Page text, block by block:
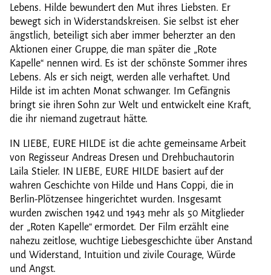
Lebens. Hilde bewundert den Mut ihres Liebsten. Er
bewegt sich in Widerstandskreisen. Sie selbst ist eher
ängstlich, beteiligt sich aber immer beherzter an den
Aktionen einer Gruppe, die man später die „Rote
Kapelle“ nennen wird. Es ist der schönste Sommer ihres
Lebens. Als er sich neigt, werden alle verhaftet. Und
Hilde ist im achten Monat schwanger. Im Gefängnis
bringt sie ihren Sohn zur Welt und entwickelt eine Kraft,
die ihr niemand zugetraut hätte.
IN LIEBE, EURE HILDE ist die achte gemeinsame Arbeit
von Regisseur Andreas Dresen und Drehbuchautorin
Laila Stieler. IN LIEBE, EURE HILDE basiert auf der
wahren Geschichte von Hilde und Hans Coppi, die in
Berlin-Plötzensee hingerichtet wurden. Insgesamt
wurden zwischen 1942 und 1943 mehr als 50 Mitglieder
der „Roten Kapelle“ ermordet. Der Film erzählt eine
nahezu zeitlose, wuchtige Liebesgeschichte über Anstand
und Widerstand, Intuition und zivile Courage, Würde
und Angst.